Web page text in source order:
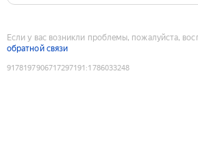
Если у вас возникли проблемы, пожалуйста,
обратной связи
9178197906717297191 :1786033248